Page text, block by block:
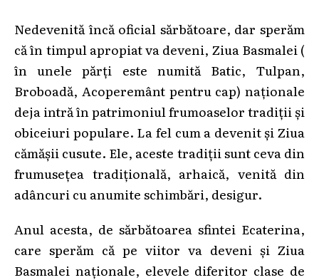
Nedevenită încă oficial sărbătoare, dar sperăm
că în timpul apropiat va deveni, Ziua Basmalei (
în unele părți este numită Batic, Tulpan,
Broboadă, Acoperemânt pentru cap) naționale
deja intră în patrimoniul frumoaselor tradiții și
obiceiuri populare. La fel cum a devenit și Ziua
cămășii cusute. Ele, aceste tradiții sunt ceva din
frumusețea tradițională, arhaică, venită din
adâncuri cu anumite schimbări, desigur.
Anul acesta, de sărbătoarea sfintei Ecaterina,
care sperăm că pe viitor va deveni și Ziua
Basmalei naționale, elevele diferitor clase de